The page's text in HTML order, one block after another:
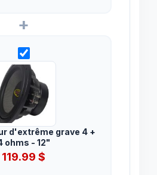
+
d'extrême grave 4 +
ohms - 12"
119.99 $